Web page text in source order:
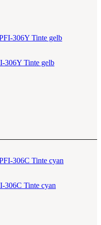
306Y Tinte gelb
306C Tinte cyan